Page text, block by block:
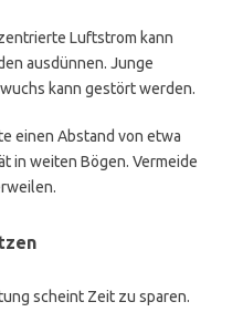
Luftstrom kann
ausdünnen. Junge
kann gestört werden.
einen Abstand von etwa
in weiten Bögen. Vermeide
scheint Zeit zu sparen.